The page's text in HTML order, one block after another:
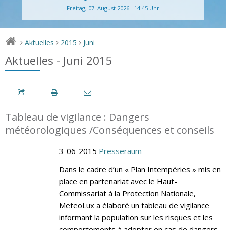
Freitag, 07. August 2026 - 14:45 Uhr
> Aktuelles > 2015 > Juni
Aktuelles - Juni 2015
Tableau de vigilance : Dangers
météorologiques /Conséquences et conseils
3-06-2015 Presseraum
Dans le cadre d’un « Plan Intempéries » mis en
place en partenariat avec le Haut-
Commissariat à la Protection Nationale,
MeteoLux a élaboré un tableau de vigilance
informant la population sur les risques et les